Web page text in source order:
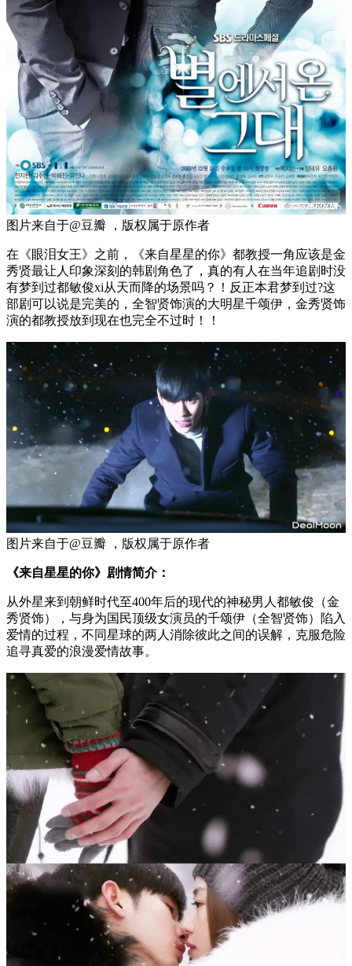
图片来自于@豆瓣 ，版权属于原作者
在《眼泪女王》之前，《来自星星的你》都教授一角应该是金
秀贤最让人印象深刻的韩剧角色了，真的有人在当年追剧时没
有梦到过都敏俊xi从天而降的场景吗？！反正本君梦到过?这
部剧可以说是完美的，全智贤饰演的大明星千颂伊，金秀贤饰
演的都教授放到现在也完全不过时！！
图片来自于@豆瓣 ，版权属于原作者
《来自星星的你》剧情简介：
从外星来到朝鲜时代至400年后的现代的神秘男人都敏俊（金
秀贤饰），与身为国民顶级女演员的千颂伊（全智贤饰）陷入
爱情的过程，不同星球的两人消除彼此之间的误解，克服危险
追寻真爱的浪漫爱情故事。